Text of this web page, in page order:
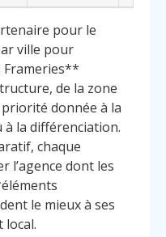
pour le
ville pour
Frameries**
de la zone
donnée à la
la différenciation.
chaque
l’agence dont les
le mieux à ses
local.